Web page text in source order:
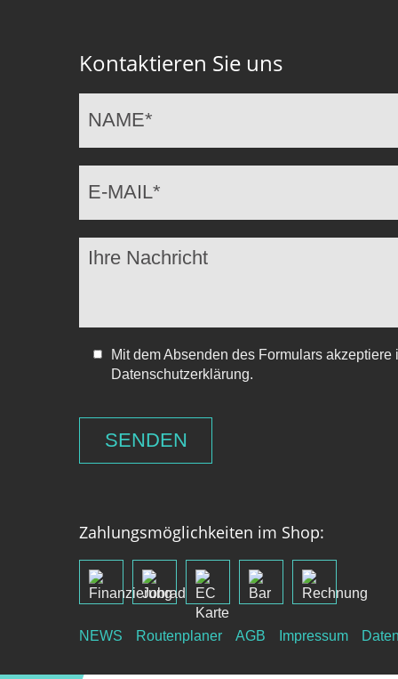
Kontaktieren Sie uns
Mit dem Absenden des Formulars akzeptiere
Datenschutzerklärung.
Zahlungsmöglichkeiten im Shop:
NEWS Routenplaner AGB Impressum